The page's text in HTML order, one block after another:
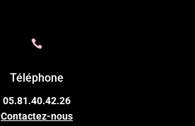

Téléphone
05.81.40.42.26
Contactez-nous